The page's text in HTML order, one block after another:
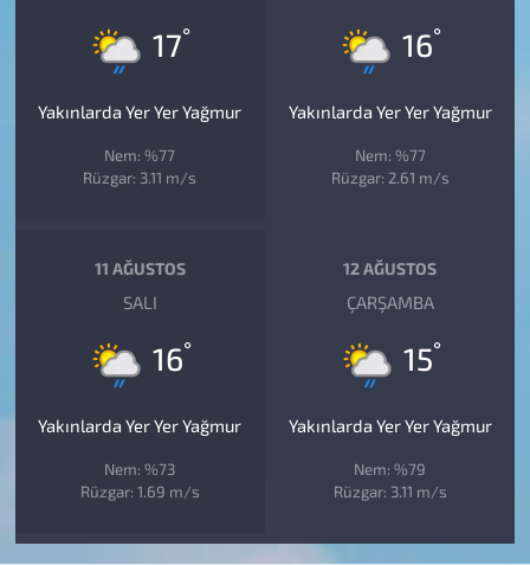
17°
Yakınlarda Yer Yer Yağmur
Nem: %77
Rüzgar: 3.11 m/s
16°
Yakınlarda Yer Yer Yağmur
Nem: %77
Rüzgar: 2.61 m/s
11 AĞUSTOS
SALI
16°
Yakınlarda Yer Yer Yağmur
Nem: %73
Rüzgar: 1.69 m/s
12 AĞUSTOS
ÇARŞAMBA
15°
Yakınlarda Yer Yer Yağmur
Nem: %79
Rüzgar: 3.11 m/s